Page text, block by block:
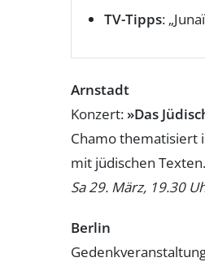
TV-Tipps:
Arnstadt
Konzert: »Das
Chamo thematisiert
mit jüdischen Texten.
Sa 29. März, 19.30
Berlin